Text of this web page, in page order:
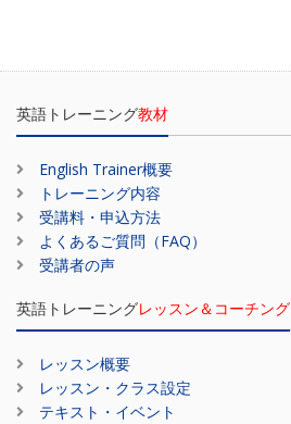
英語トレーニング教材
English Trainer概要
トレーニング内容
受講料・申込方法
よくあるご質問（FAQ）
受講者の声
英語トレーニングレッスン＆コーチング
レッスン概要
レッスン・クラス設定
テキスト・イベント